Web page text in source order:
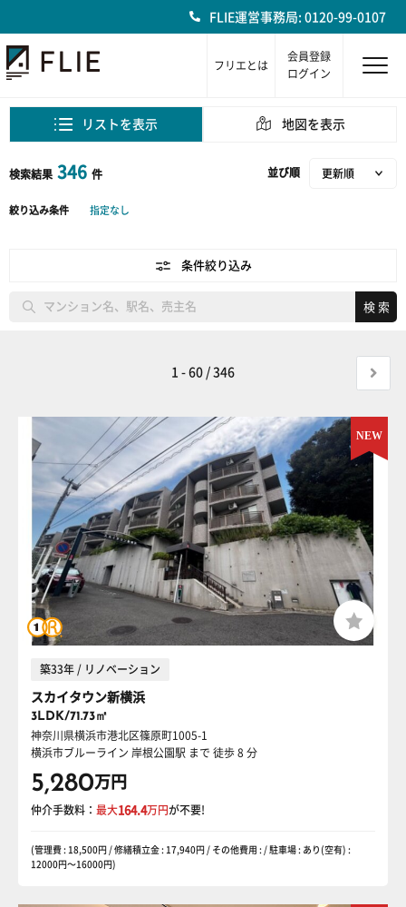
FLIE運営事務局: 0120-99-0107
フリエとは
会員登録
ログイン
リストを表示 地図を表示
検索結果 346 件 並び順
絞り込み条件 指定なし
条件絞り込み
1 - 60 / 346
築33年 / リノベーション
スカイタウン新横浜
3LDK/71.73㎡
神奈川県横浜市港北区篠原町1005-1
横浜市ブルーライン 岸根公園駅 まで 徒歩 8 分
5,280万円
仲介手数料： 最大164.4万円が不要!
(管理費 : 18,500円 / 修繕積立金 : 17,940円 / その他費用 : / 駐車場 : あり(空有) :
12000円〜16000円)